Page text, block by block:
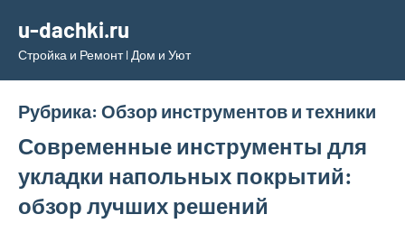
содержимому
u-dachki.ru
Стройка и Ремонт l Дом и Уют
Рубрика: Обзор инструментов и техники
Современные инструменты для
укладки напольных покрытий:
обзор лучших решений